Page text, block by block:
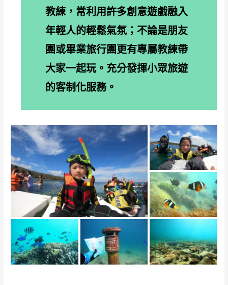
教練，常利用許多創意遊戲融入
年輕人的輕鬆氣氛；不論是朋友
團或畢業旅行團更有專屬教練帶
大家一起玩。充分發揮小眾旅遊
的客制化服務。